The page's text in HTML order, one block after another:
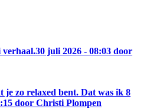
verhaal.30 juli 2026 - 08:03 door
je zo relaxed bent. Dat was ik 8
door Christi Plompen